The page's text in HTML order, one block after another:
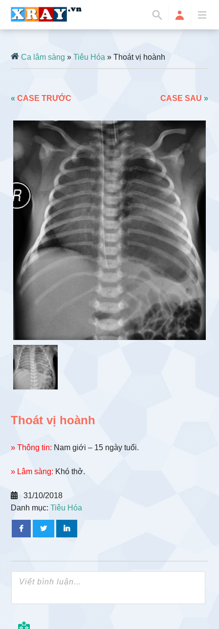
Ca lâm sàng »Tiêu Hóa » Thoát vị hoành
«CASE TRƯỚC CASE SAU »
Thoát vị hoành
» Thông tin: Nam giới – 15 ngày tuổi.
» Lâm sàng: Khó thở.
31/10/2018
Danh mục:Tiêu Hóa